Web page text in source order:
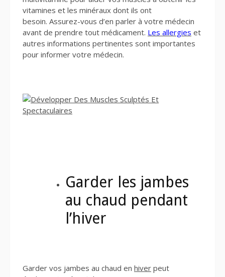
vitamines et les minéraux dont ils ont
besoin. Assurez-vous d’en parler à votre médecin
avant de prendre tout médicament. Les allergies et
autres informations pertinentes sont importantes
pour informer votre médecin.
Garder les jambes
au chaud pendant
l’hiver
Garder vos jambes au chaud en hiver peut